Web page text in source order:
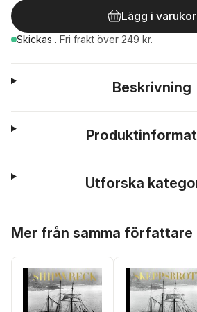
Lägg i
Skickas . Fri frakt över 249 kr.
Beskrivning
Utforska
Mer från samma författare